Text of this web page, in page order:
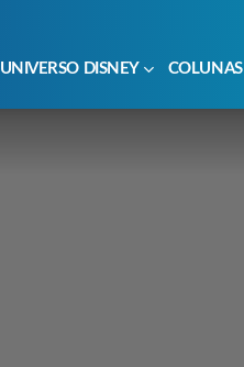
UNIVERSO DISNEY COLUNAS